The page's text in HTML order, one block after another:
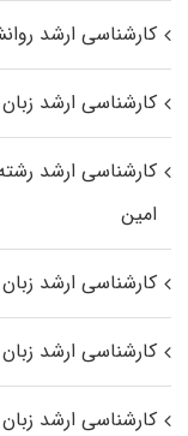
کارشناسی ارشد
کارشناسی ارشد
کارشناسی ارشد
اﻣﻴﻦ
کارشناسی ارشد
کارشناسی ارشد
کارشناسی ارشد